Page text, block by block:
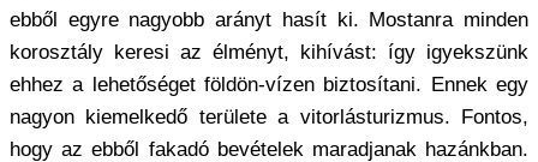
ebből egyre nagyobb arányt hasít ki. Mostanra minden
korosztály keresi az élményt, kihívást: így igyekszünk
ehhez a lehetőséget földön-vízen biztosítani. Ennek egy
nagyon kiemelkedő területe a vitorlásturizmus. Fontos,
hogy az ebből fakadó bevételek maradjanak hazánkban.